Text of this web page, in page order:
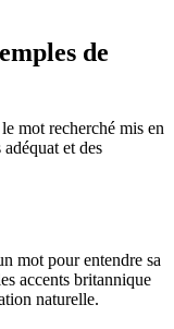
de
mot recherché mis en
et des
mot pour entendre sa
accents britannique
naturelle.